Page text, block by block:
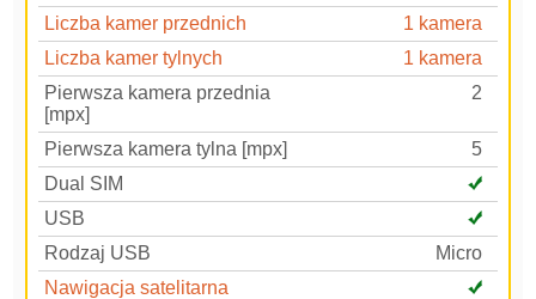
Liczba kamer przednich
1 kamera
Liczba kamer tylnych
1 kamera
Pierwsza kamera przednia
[mpx]
2
Pierwsza kamera tylna [mpx]
5
Dual SIM
USB
Rodzaj USB
Micro
Nawigacja satelitarna